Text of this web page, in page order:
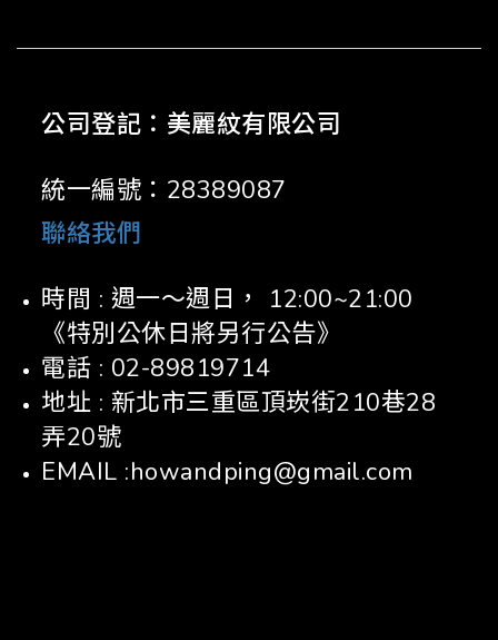
公司登記：美麗紋有限公司
統一編號：28389087
聯絡我們
時間 : 週一～週日， 12:00~21:00
《特別公休日將另行公告》
電話 : 02-89819714
地址 : 新北市三重區頂崁街210巷28
弄20號
EMAIL :howandping@gmail.com